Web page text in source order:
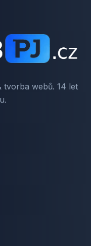
tvorba webů. 14 let